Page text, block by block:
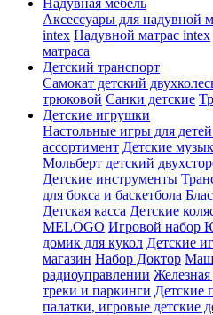
Аксессуары для надувной
intex Надувной матрас intex
матраса
Детский транспорт
Самокат детский
трюковой Санки детские
Детские игрушки
Настольные игры для
ассортимент Детские
Мольберт детский
Детские инструменты
для бокса и баскетбола
Детская касса Детские
MELOGO Игровой набор
домик для кукол Детские
магазин Набор Доктор
радиоуправлении
треки и паркинги Детские
палатки, игровые детские